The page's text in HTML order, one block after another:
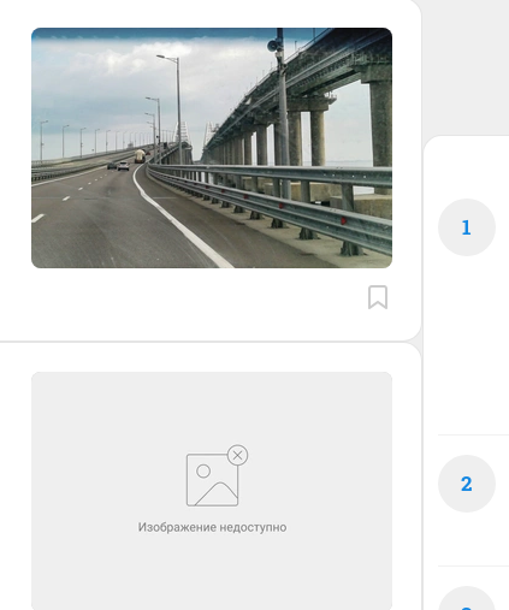
1
2